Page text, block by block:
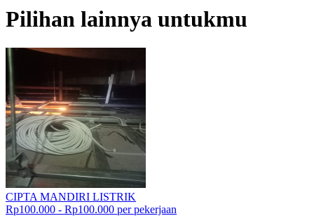
Pilihan lainnya untukmu
CIPTA MANDIRI LISTRIK
Rp100.000 - Rp100.000 per pekerjaan